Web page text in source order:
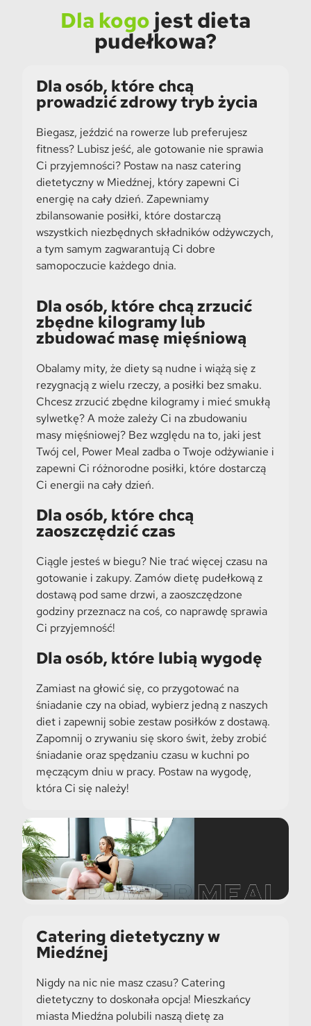
Dla kogo jest dieta
pudełkowa?
Dla osób, które chcą
prowadzić zdrowy tryb życia
Biegasz, jeździć na rowerze lub preferujesz
fitness? Lubisz jeść, ale gotowanie nie sprawia
Ci przyjemności? Postaw na nasz catering
dietetyczny w Miedźnej, który zapewni Ci
energię na cały dzień. Zapewniamy
zbilansowanie posiłki, które dostarczą
wszystkich niezbędnych składników odżywczych,
a tym samym zagwarantują Ci dobre
samopoczucie każdego dnia.
Dla osób, które chcą zrzucić
zbędne kilogramy lub
zbudować masę mięśniową
Obalamy mity, że diety są nudne i wiążą się z
rezygnacją z wielu rzeczy, a posiłki bez smaku.
Chcesz zrzucić zbędne kilogramy i mieć smukłą
sylwetkę? A może zależy Ci na zbudowaniu
masy mięśniowej? Bez względu na to, jaki jest
Twój cel, Power Meal zadba o Twoje odżywianie i
zapewni Ci różnorodne posiłki, które dostarczą
Ci energii na cały dzień.
Dla osób, które chcą
zaoszczędzić czas
Ciągle jesteś w biegu? Nie trać więcej czasu na
gotowanie i zakupy. Zamów dietę pudełkową z
dostawą pod same drzwi, a zaoszczędzone
godziny przeznacz na coś, co naprawdę sprawia
Ci przyjemność!
Dla osób, które lubią wygodę
Zamiast na głowić się, co przygotować na
śniadanie czy na obiad, wybierz jedną z naszych
diet i zapewnij sobie zestaw posiłków z dostawą.
Zapomnij o zrywaniu się skoro świt, żeby zrobić
śniadanie oraz spędzaniu czasu w kuchni po
męczącym dniu w pracy. Postaw na wygodę,
która Ci się należy!
Catering dietetyczny w
Miedźnej
Nigdy na nic nie masz czasu? Catering
dietetyczny to doskonała opcja! Mieszkańcy
miasta Miedźna polubili naszą dietę za